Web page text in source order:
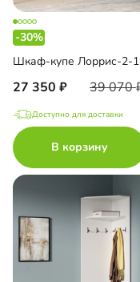
-30%
Шкаф-купе Лоррис-2-1
27 350 39 070
Доступно для доставки
В корзину